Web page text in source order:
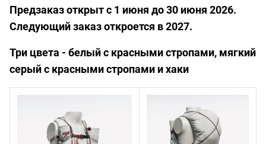
Предзаказ открыт с 1 июня до 30 июня 2026.
Следующий заказ откроется в 2027.
Три цвета - белый с красными стропами, мягкий
серый с красными стропами и хаки